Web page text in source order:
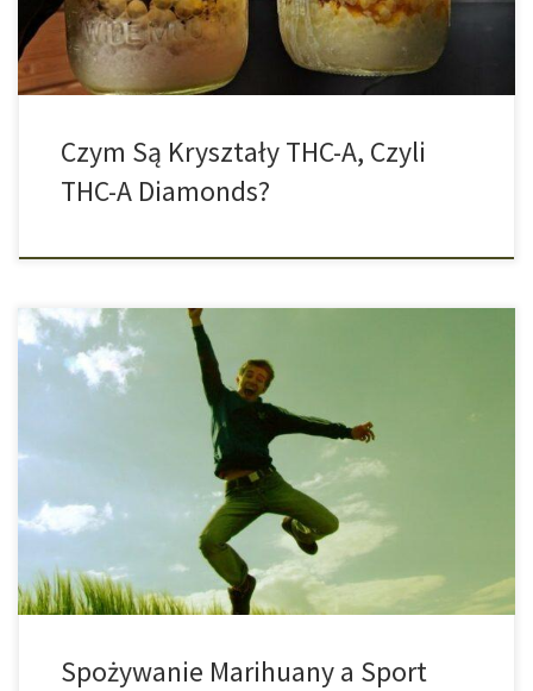
konsystencji, działania, koloru […]
Czym Są Kryształy THC-A, Czyli
THC-A Diamonds?
Sport Może Złagodzić Pogorszenie Zdrowia Psychicznego
Spowodowanego Używaniem Konopi Indyjskich Częste palenie
marihuany może mieć negatywny wpływ na umysł, a w
szczególności dotyczy to młodych ludzi. Jednak według
najnowszych badań regularne ćwiczenia fizyczne mogą pomóc
złagodzić negatywny wpływ nadmiernego palenia marihuany na
zdrowie psychiczne. Palenie marihuany może wywoływać
przyjemne uczucia, […]
Spożywanie Marihuany a Sport